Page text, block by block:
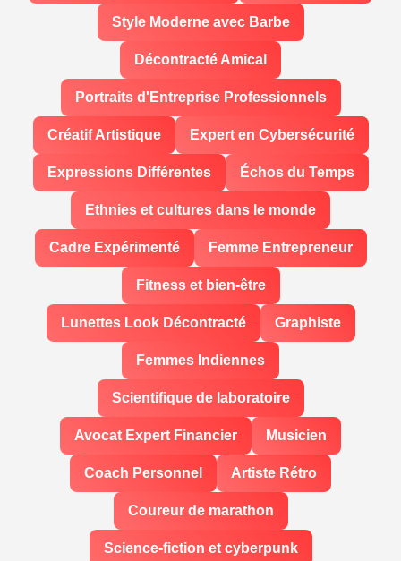
Style Moderne avec Barbe
Décontracté Amical
Portraits d'Entreprise Professionnels
Créatif Artistique Expert en Cybersécurité
Expressions Différentes Échos du Temps
Ethnies et cultures dans le monde
Cadre Expérimenté Femme Entrepreneur
Fitness et bien-être
Lunettes Look Décontracté Graphiste
Femmes Indiennes
Scientifique de laboratoire
Avocat Expert Financier Musicien
Coach Personnel Artiste Rétro
Coureur de marathon
Science-fiction et cyberpunk